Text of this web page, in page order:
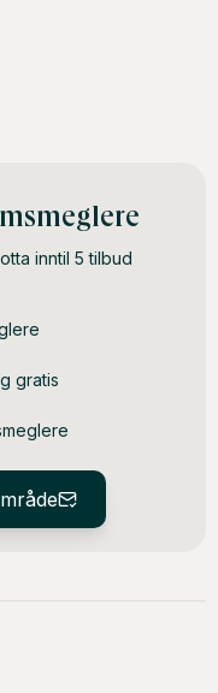
inntil 5 tilbud
gratis